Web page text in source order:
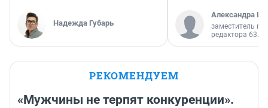
Надежда Губарь
Александра
заместитель
редактора 63.RU
РЕКОМЕНДУЕМ
«Мужчины не терпят конкуренции».